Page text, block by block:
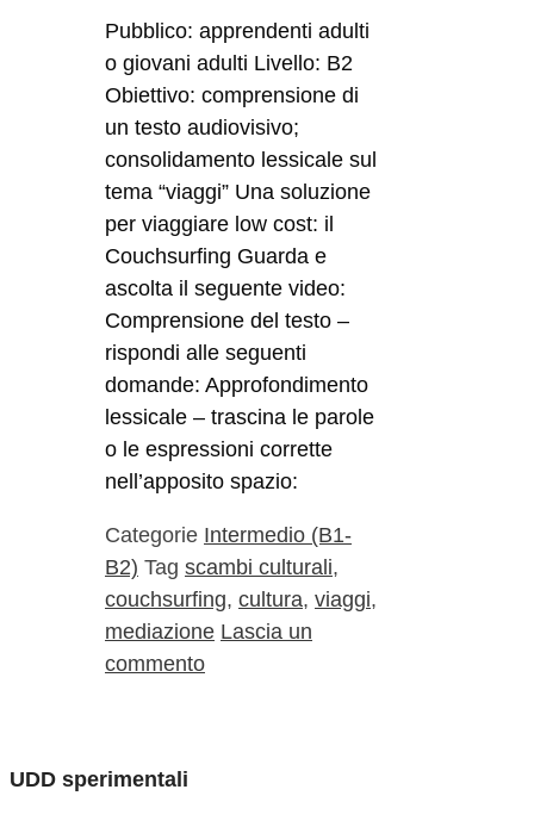
Pubblico: apprendenti adulti
o giovani adulti Livello: B2
Obiettivo: comprensione di
un testo audiovisivo;
consolidamento lessicale sul
tema “viaggi” Una soluzione
per viaggiare low cost: il
Couchsurfing Guarda e
ascolta il seguente video:
Comprensione del testo –
rispondi alle seguenti
domande: Approfondimento
lessicale – trascina le parole
o le espressioni corrette
nell’apposito spazio:
Categorie Intermedio (B1-
B2) Tag scambi culturali,
couchsurfing, cultura, viaggi,
mediazione Lascia un
commento
UDD sperimentali